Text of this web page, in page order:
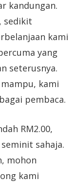
kandungan.
sedikit
kami
yang
seterusnya.
kami
pembaca.
RM2.00,
sahaja.
mohon
kami